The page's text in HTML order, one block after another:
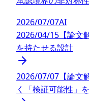
2026/07/07AI
2026/04/15 【論
を持たせる設計
2026/07/07 【論
く「検証可能性」